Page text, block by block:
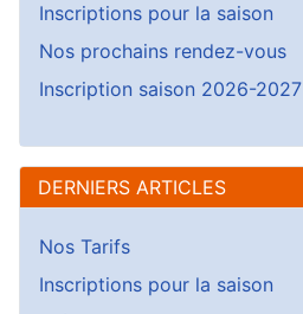
Inscriptions pour la saison
Nos prochains rendez-vous
Inscription saison 2026-2027
DERNIERS ARTICLES
Nos Tarifs
Inscriptions pour la saison